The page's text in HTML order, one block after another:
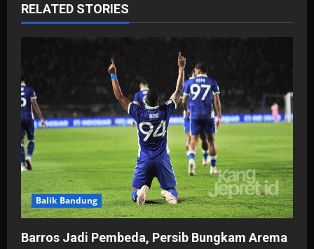
v
i
g
a
t
i
o
n
RELATED STORIES
Balik Bandung
Barros Jadi Pembeda, Persib Bungkam Arema